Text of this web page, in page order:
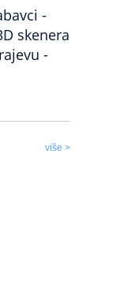
-
skenera
-
više >